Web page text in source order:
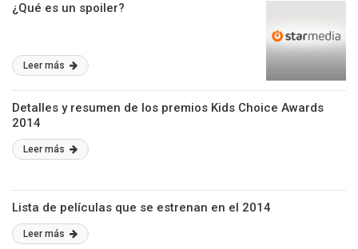
¿Qué es un spoiler?
Leer más
Detalles y resumen de los premios Kids Choice Awards
2014
Leer más
Lista de películas que se estrenan en el 2014
Leer más